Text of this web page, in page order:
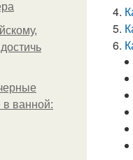
ванной: